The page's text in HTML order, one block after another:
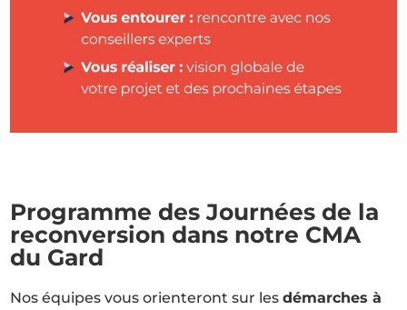
Programme des Journées de la
reconversion dans notre CMA
du Gard
Nos équipes vous orienteront sur lesdémarches à